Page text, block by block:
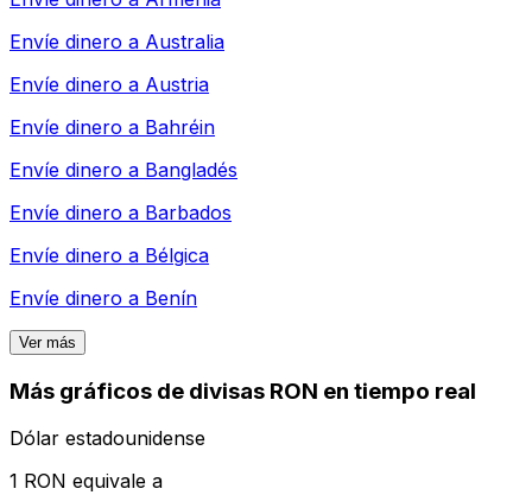
Envíe dinero a Australia
Envíe dinero a Austria
Envíe dinero a Bahréin
Envíe dinero a Bangladés
Envíe dinero a Barbados
Envíe dinero a Bélgica
Envíe dinero a Benín
Ver más
Más gráficos de divisas RON en tiempo real
Dólar estadounidense
1 RON equivale a